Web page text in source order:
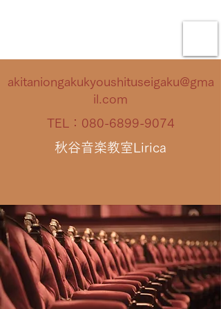
akitaniongakukyoushituseigaku@gma
il.com
TEL：080-6899-9074
秋谷音楽教室Lirica